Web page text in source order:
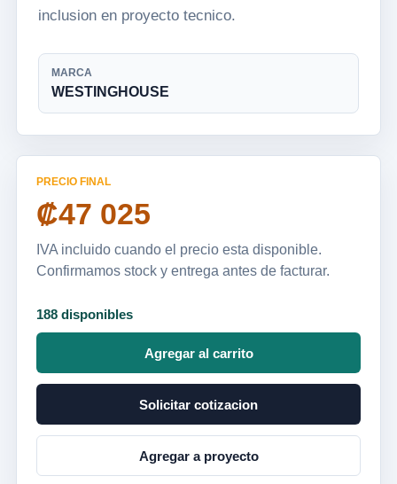
inclusion en proyecto tecnico.
MARCA
WESTINGHOUSE
PRECIO FINAL
₡47 025
IVA incluido cuando el precio esta disponible.
Confirmamos stock y entrega antes de facturar.
188 disponibles
Agregar al carrito
Solicitar cotizacion
Agregar a proyecto